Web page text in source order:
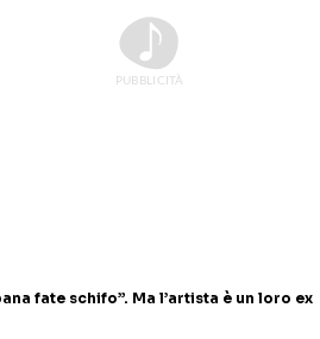
TALENT SHOW
fate schifo”. Ma l’artista è un loro ex